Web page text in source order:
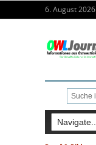
6. August 2026